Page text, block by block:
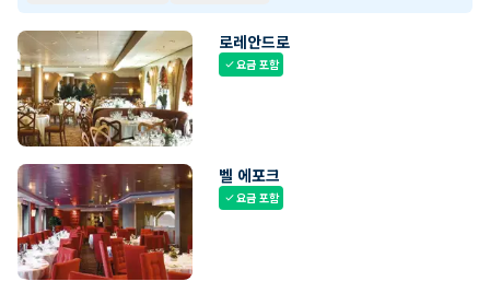
로레안드로
check요금 포함
벨 에포크
check요금 포함